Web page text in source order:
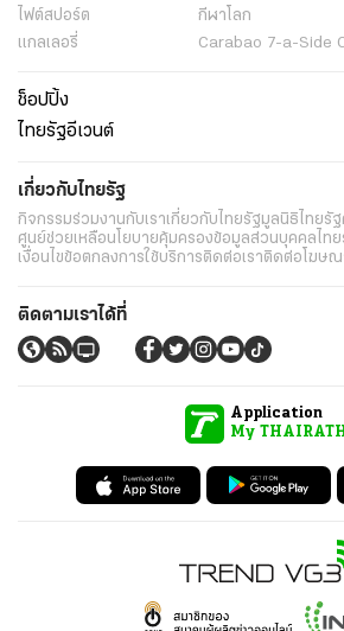
ไฟต์สปอร์ต
กีฬาโลก
แกลเลอรี่
Carabao 7-a-Side
ช็อปปิ้ง
ไทยรัฐอีเวนต์
เกี่ยวกับไทยรัฐ
กิจกรรมร่วมงานกับเราเกี่ยวกับไทยรัฐมูลนิธิไทยรัฐ
ศูนย์ช่วยเหลือนโยบายคุ้มครองข้อมูลส่วนบุคคลไท
เงื่อนไขข้อตกลงการใช้บริการติดต่อเราติดต่อโฆษณ
ติดตามเราได้ที่
Application
My